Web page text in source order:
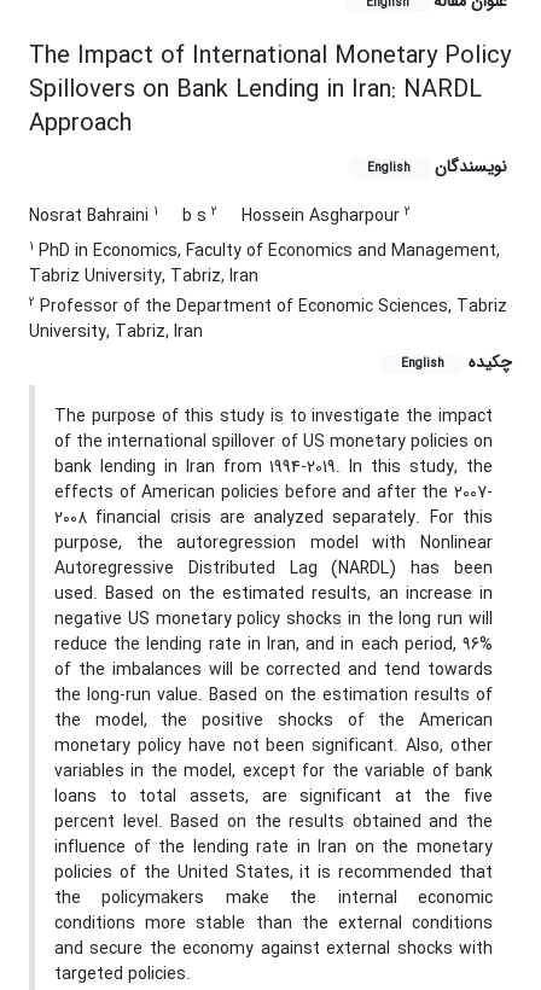
The Impact of International Monetary Policy
Spillovers on Bank Lending in Iran: NARDL
Approach
نویسندگان English
Nosrat Bahraini 1 b s 2 Hossein Asgharpour 2
1 PhD in Economics, Faculty of Economics and Management,
Tabriz University, Tabriz, Iran
2 Professor of the Department of Economic Sciences, Tabriz
University, Tabriz, Iran
چکیده
English
The purpose of this study is to investigate the impact
of the international spillover of US monetary policies on
bank lending in Iran from 1994-2019. In this study, the
effects of American policies before and after the 2007-
2008 financial crisis are analyzed separately. For this
purpose, the autoregression model with Nonlinear
Autoregressive Distributed Lag (NARDL) has been
used. Based on the estimated results, an increase in
negative US monetary policy shocks in the long run will
reduce the lending rate in Iran, and in each period, 96%
of the imbalances will be corrected and tend towards
the long-run value. Based on the estimation results of
the model, the positive shocks of the American
monetary policy have not been significant. Also, other
variables in the model, except for the variable of bank
loans to total assets, are significant at the five
percent level. Based on the results obtained and the
influence of the lending rate in Iran on the monetary
policies of the United States, it is recommended that
the policymakers make the internal economic
conditions more stable than the external conditions
and secure the economy against external shocks with
targeted policies.